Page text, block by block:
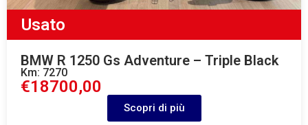
Usato
BMW R 1250 Gs Adventure – Triple Black
Km: 7270
€18700,00
Scopri di più